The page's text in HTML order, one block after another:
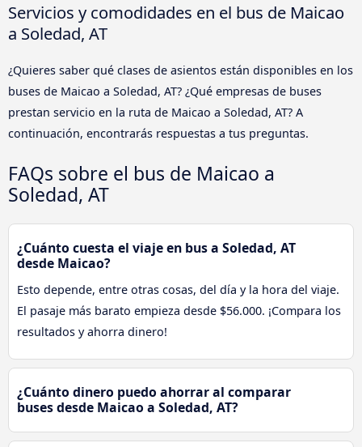
Servicios y comodidades en el bus de Maicao
a Soledad, AT
¿Quieres saber qué clases de asientos están disponibles en los
buses de Maicao a Soledad, AT? ¿Qué empresas de buses
prestan servicio en la ruta de Maicao a Soledad, AT? A
continuación, encontrarás respuestas a tus preguntas.
FAQs sobre el bus de Maicao a
Soledad, AT
¿Cuánto cuesta el viaje en bus a Soledad, AT
desde Maicao?
Esto depende, entre otras cosas, del día y la hora del viaje.
El pasaje más barato empieza desde $56.000. ¡Compara los
resultados y ahorra dinero!
¿Cuánto dinero puedo ahorrar al comparar
buses desde Maicao a Soledad, AT?